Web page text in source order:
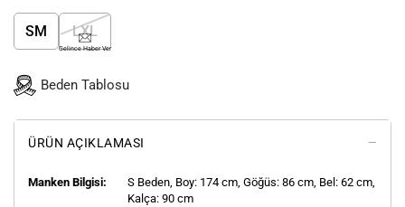
SM LXL
Gelince Haber Ver
Beden Tablosu
ÜRÜN AÇIKLAMASI
Manken Bilgisi: S Beden, Boy: 174 cm, Göğüs: 86 cm, Bel: 62 cm,
Kalça: 90 cm